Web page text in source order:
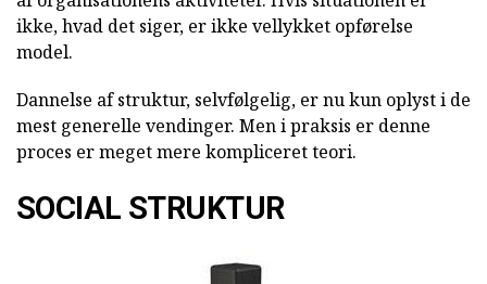
ikke, hvad det siger, er ikke vellykket opførelse
model.
Dannelse af struktur, selvfølgelig, er nu kun oplyst i de
mest generelle vendinger. Men i praksis er denne
proces er meget mere kompliceret teori.
SOCIAL STRUKTUR